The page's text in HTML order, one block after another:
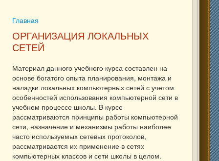
Вы здесь
Главная
ОРГАНИЗАЦИЯ ЛОКАЛЬНЫХ
СЕТЕЙ
Материал данного учебного курса составлен на
основе богатого опыта планирования, монтажа и
наладки локальных компьютерных сетей с учетом
особенностей использования компьютерной сети в
учебном процессе школы. В курсе
рассматриваются принципы работы компьютерной
сети, назначение и механизмы работы наиболее
часто используемых сетевых протоколов,
рассматривается их применение в сетях
компьютерных классов и сети школы в целом.